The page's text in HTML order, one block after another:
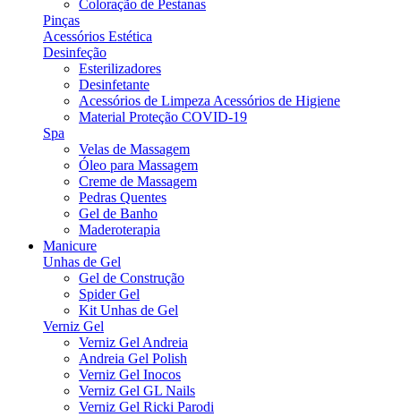
Coloração de Pestanas
Pinças
Acessórios Estética
Desinfeção
Esterilizadores
Desinfetante
Acessórios de Limpeza Acessórios de Higiene
Material Proteção COVID-19
Spa
Velas de Massagem
Óleo para Massagem
Creme de Massagem
Pedras Quentes
Gel de Banho
Maderoterapia
Manicure
Unhas de Gel
Gel de Construção
Spider Gel
Kit Unhas de Gel
Verniz Gel
Verniz Gel Andreia
Andreia Gel Polish
Verniz Gel Inocos
Verniz Gel GL Nails
Verniz Gel Ricki Parodi